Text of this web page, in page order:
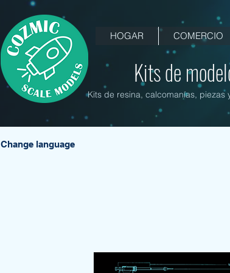
HOGAR COMERCIO
Kits de
Kits de resina, calcomanías,
Change language